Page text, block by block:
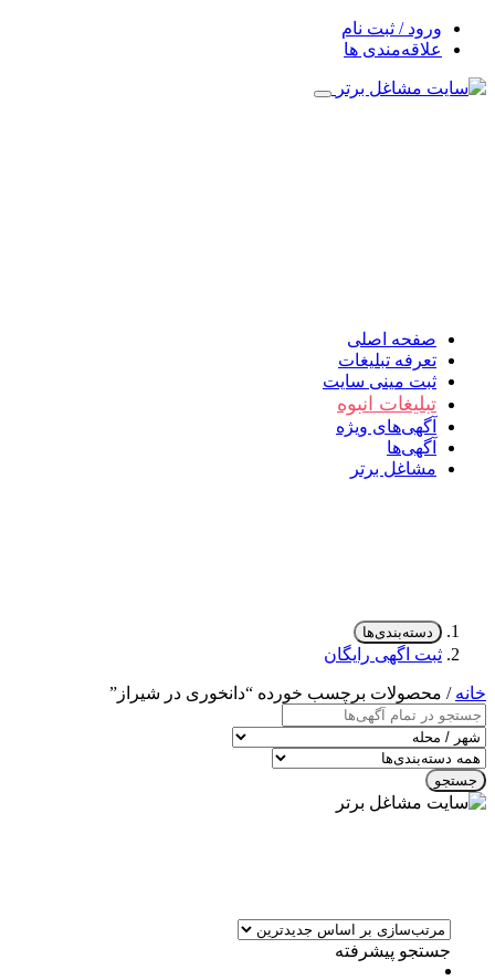
ورود / ثبت نام
علاقه‌مندی ها
صفحه اصلی
تعرفه تبلیغات
ثبت مینی سایت
تبلیغات انبوه
آگهی‌های ویژه
آگهی‌ها
مشاغل برتر
دسته‌بندی‌ها
ثبت اگهی رایگان
خانه / محصولات برچسب خورده “دانخوری در شیراز”
جستجو
جستجو پیشرفته